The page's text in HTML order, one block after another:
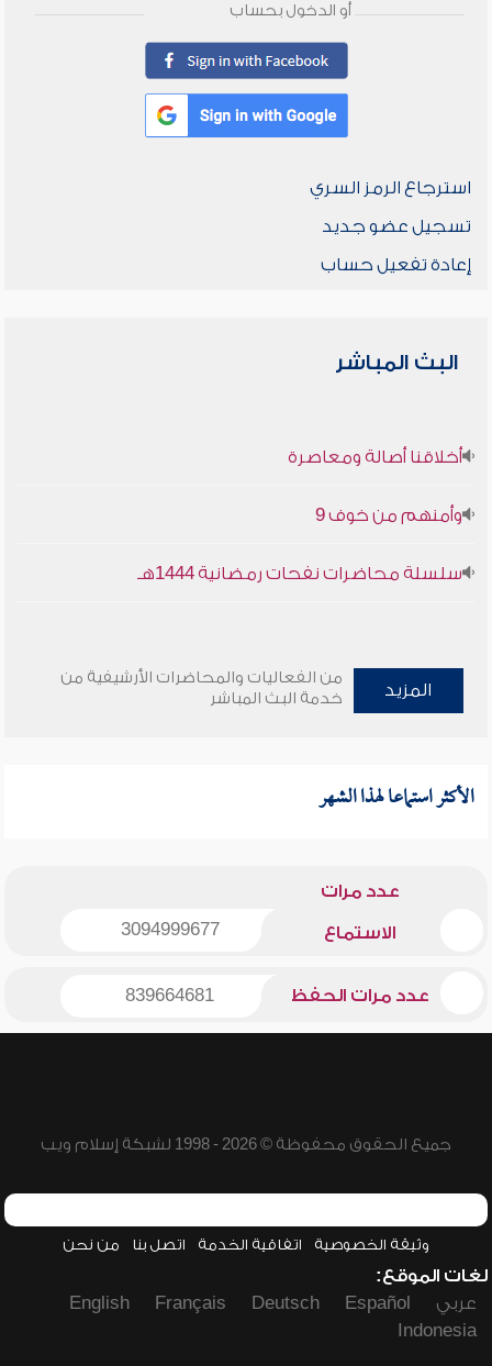
أو الدخول بحساب
استرجاع الرمز السري
تسجيل عضو جديد
إعادة تفعيل حساب
البث المباشر
أخلاقنا أصالة ومعاصرة
وأمنهم من خوف 9
سلسلة محاضرات نفحات رمضانية 1444هـ
المزيد
من الفعاليات والمحاضرات الأرشيفية من
خدمة البث المباشر
الأكثر استماعا لهذا الشهر
عدد مرات
الاستماع 3094999677
عدد مرات الحفظ 839664681
جميع الحقوق محفوظة © 2026 - 1998 لشبكة إسلام ويب
وثيقة الخصوصية اتفاقية الخدمة اتصل بنا من نحن
لغات الموقع:
عربي
Español
Deutsch
Français
English
Indonesia